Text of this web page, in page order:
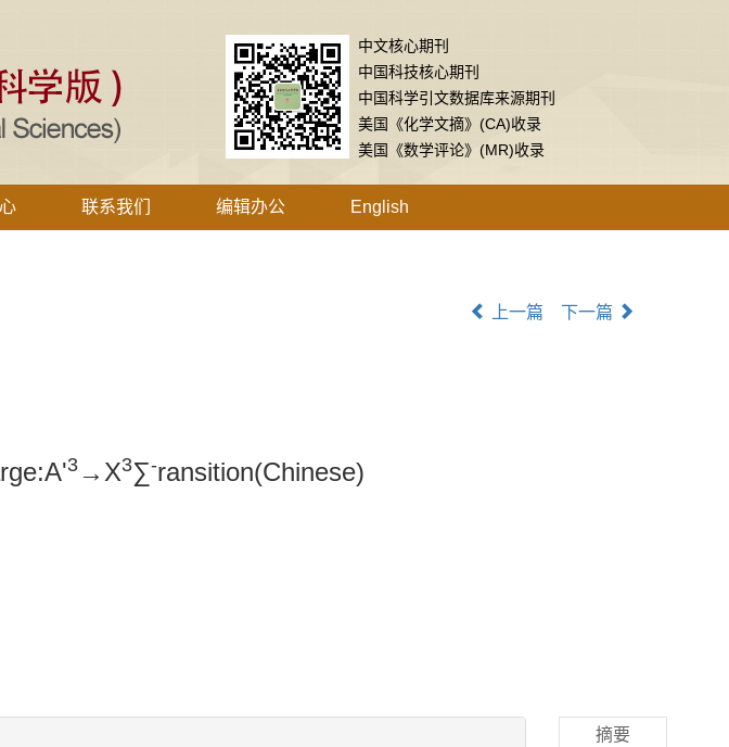
中文核心期刊
中国科技核心期刊
中国科学引文数据库来源期刊
美国《化学文摘》(CA)收录
美国《数学评论》(MR)收录
联系我们 编辑办公 English
上一篇 下一篇
3 →X3∑-ransition(Chinese)
摘要